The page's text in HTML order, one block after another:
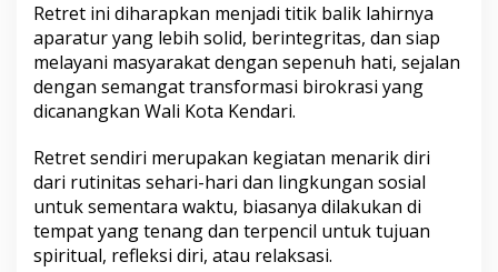
Retret ini diharapkan menjadi titik balik lahirnya
aparatur yang lebih solid, berintegritas, dan siap
melayani masyarakat dengan sepenuh hati, sejalan
dengan semangat transformasi birokrasi yang
dicanangkan Wali Kota Kendari.
Retret sendiri merupakan kegiatan menarik diri
dari rutinitas sehari-hari dan lingkungan sosial
untuk sementara waktu, biasanya dilakukan di
tempat yang tenang dan terpencil untuk tujuan
spiritual, refleksi diri, atau relaksasi.